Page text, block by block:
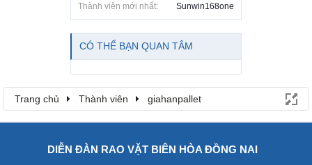
Thành viên mới nhất:
Sunwin168one
CÓ THỂ BẠN QUAN TÂM
Trang chủ Thành viên giahanpallet
DIỄN ĐÀN RAO VẶT BIÊN HÒA ĐỒNG NAI